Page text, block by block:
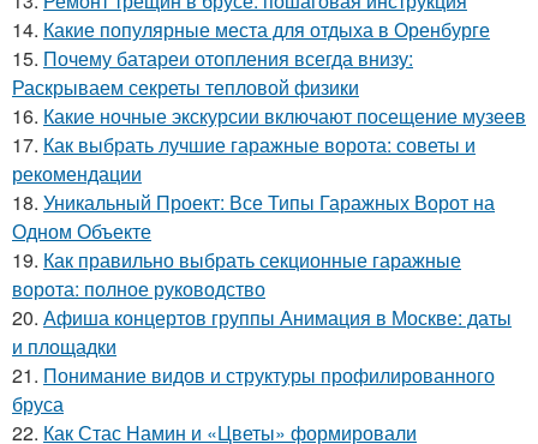
14. Какие популярные места для отдыха в Оренбурге
15. Почему батареи отопления всегда внизу:
Раскрываем секреты тепловой физики
16. Какие ночные экскурсии включают посещение музеев
17. Как выбрать лучшие гаражные ворота: советы и
рекомендации
18. Уникальный Проект: Все Типы Гаражных Ворот на
Одном Объекте
19. Как правильно выбрать секционные гаражные
ворота: полное руководство
20. Афиша концертов группы Анимация в Москве: даты
и площадки
21. Понимание видов и структуры профилированного
бруса
22. Как Стас Намин и «Цветы» формировали